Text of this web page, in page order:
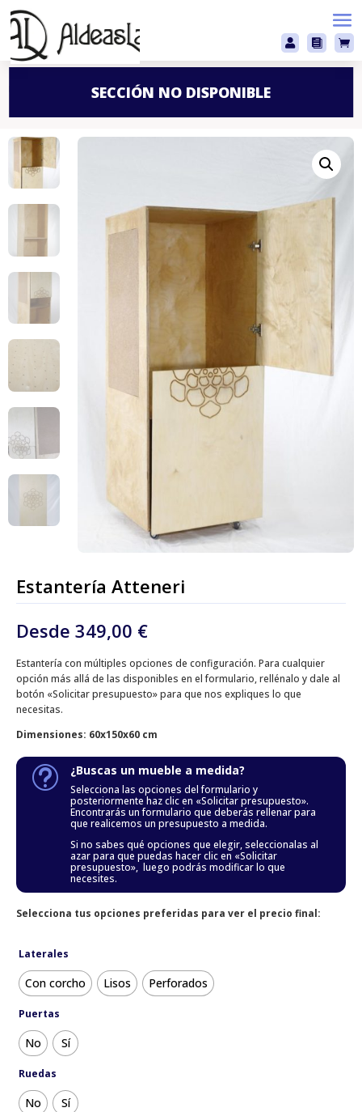
  
Estanterías/ Estantería Atteneri
SECCIÓN NO DISPONIBLE
Estantería Atteneri
Desde 349,00 €
Estantería con múltiples opciones de configuración. Para cualquier
opción más allá de las disponibles en el formulario, rellénalo y dale al
botón «Solicitar presupuesto» para que nos expliques lo que
necesitas.
Dimensiones: 60x150x60 cm
t ¿Buscas un mueble a medida?
Selecciona las opciones del formulario y
posteriormente haz clic en «Solicitar presupuesto».
Encontrarás un formulario que deberás rellenar para
que realicemos un presupuesto a medida.
Si no sabes qué opciones que elegir, seleccionalas al
azar para que puedas hacer clic en «Solicitar
presupuesto», luego podrás modificar lo que
necesites.
Selecciona tus opciones preferidas para ver el precio final:
Laterales
Con corcho Lisos Perforados
Puertas
No Sí
Ruedas
No Sí